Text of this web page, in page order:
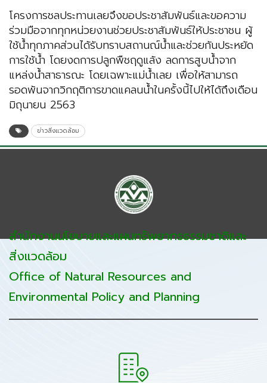
โครงการชลประทานเลยจึงขอประชาสัมพันธ์และขอความ
ร่วมมือจากทุกหน่วยงานช่วยประชาสัมพันธ์ให้ประชาชน ผู้
ใช้น้ำทุกภาคส่วนได้รับทราบสถานณ์น้ำและช่วยกันประหยัด
การใช้น้ำ โดยงดการปลูกพืชฤดูแล้ง ลดการสูบน้ำจาก
แหล่งน้ำสาธารณะ โดยเฉพาะแม่น้ำเลย เพื่อให้สามารถ
รอดพ้นจากวิกฤติการขาดแคลนน้ำในครั้งนี้ไปให้ได้ถึงเดือน
มิถุนายน 2563
ข่าวสิ่งแวดล้อม
สำนักงานนโยบายและแผนทรัพยากรธรรมชาติและ
สิ่งแวดล้อม
Office of Natural Resources and
Environmental Policy and Planning